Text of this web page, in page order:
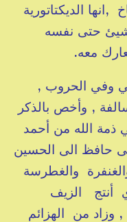
الديكتاتورية
حتى نفسه
معه.
وفي الحروب ,
, وأخص بالذكر
في ذمة الله من أحمد
حافظ الى الحسين
والغطرسة
أنتج الزيف
وزاد من الهزائم